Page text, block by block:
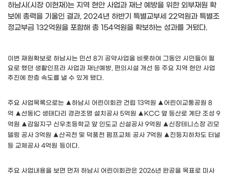
하남시(시장 이현재)는 지역 현안 사업과 재난 예방을 위한 외부재원 확
보에 총력을 기울인 결과, 2024년 하반기 특별교부세 22억원과 특별조
정교부금 132억원을 포함해 총 154억원을 확보하는 성과를 거뒀다.
이번 재원확보로 하남시는 민선 8기 공약사업을 비롯하여 그동안 시민들이 필
요로 했던 생활인프라 사업과 재난예방, 편의시설 개선 등 주요 지역 현안 사업
추진에 한층 속도를 낼 수 있게 됐다.
주요 사업목록으로는 ▲ 하남시 어린이 회관 건립 13억원 ▲ 어린이교통공원 8
억 ▲선동IC 생태다리 경관조명 설치공사 5억원 ▲ KCC 옆 등산로 계단 조성 9
억원 ▲ 감일지구 신우초등학교 앞 인도교 신설공사 9억원 ▲신장테니스장 리모
델링 공사 3억원 ▲산곡천 및 덕풍천 펌프교체 공사 7억원 ▲ 진등지하차도 터널
등 교체공사 4억원 등이다.
주요 사업내용을 보면 먼저 하남시 어린이회관은 2026년 완공을 목표로 미사